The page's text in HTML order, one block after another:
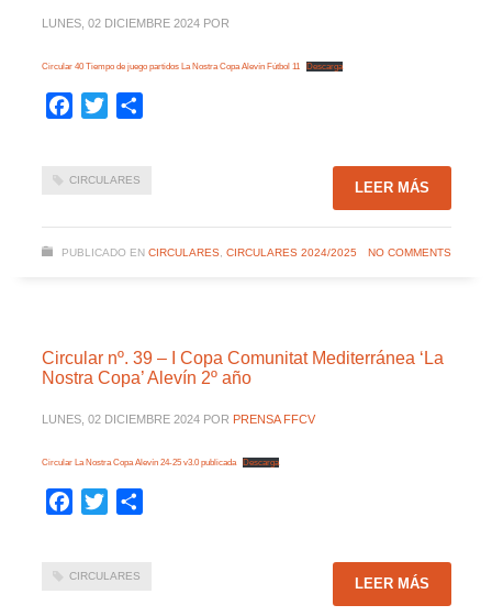
LUNES, 02 DICIEMBRE 2024 POR
Circular 40 Tiempo de juego partidos La Nostra Copa Alevín Fútbol 11 Descarga
Facebook
Twitter
CIRCULARES LEER MÁS
PUBLICADO EN CIRCULARES, CIRCULARES 2024/2025 NO COMMENTS
Circular nº. 39 – I Copa Comunitat Mediterránea ‘La
Nostra Copa’ Alevín 2º año
LUNES, 02 DICIEMBRE 2024 POR PRENSA FFCV
Circular La Nostra Copa Alevín 24-25 v3.0 publicada Descarga
Facebook
Twitter
CIRCULARES LEER MÁS